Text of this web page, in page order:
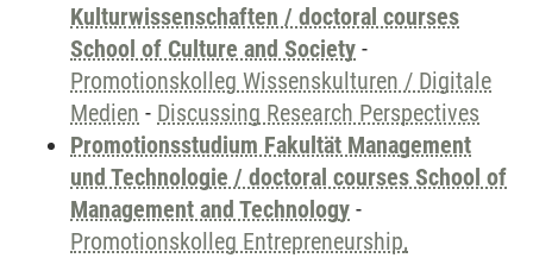
Kulturwissenschaften / doctoral courses
School of Culture and Society -
Promotionskolleg Wissenskulturen / Digitale
Medien - Discussing Research Perspectives
Promotionsstudium Fakultät Management
und Technologie / doctoral courses School of
Management and Technology -
Promotionskolleg Entrepreneurship,